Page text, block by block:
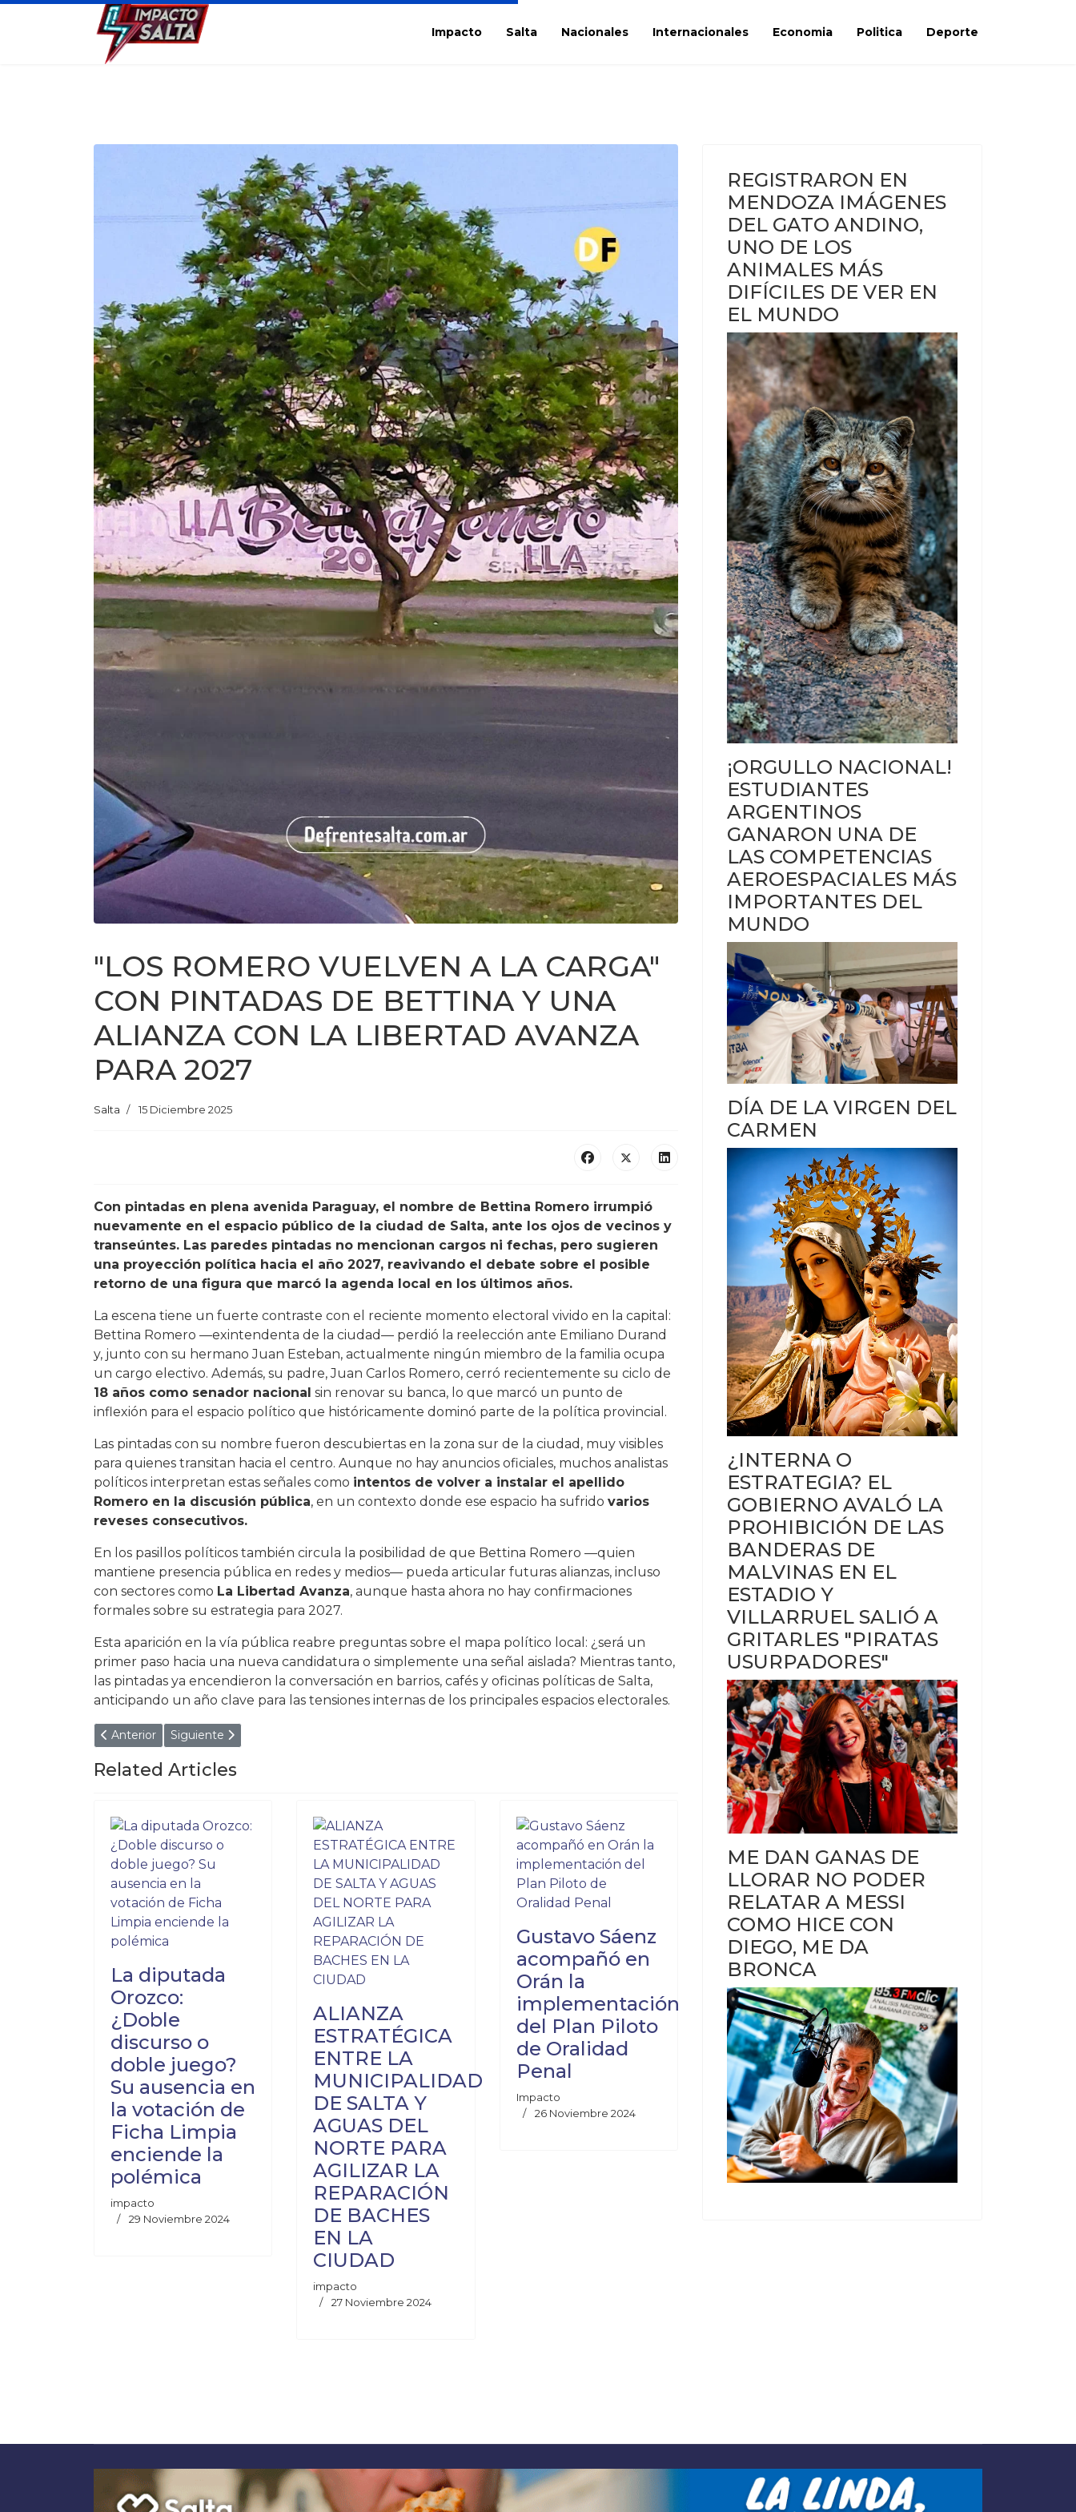
Impacto Salta Nacionales Internacionales Economia Politica Deporte
"LOS ROMERO VUELVEN A LA CARGA"
CON PINTADAS DE BETTINA Y UNA
ALIANZA CON LA LIBERTAD AVANZA
PARA 2027
Salta 15 Diciembre 2025
Con pintadas en plena avenida Paraguay, el nombre de Bettina Romero irrumpió
nuevamente en el espacio público de la ciudad de Salta, ante los ojos de vecinos y
transeúntes. Las paredes pintadas no mencionan cargos ni fechas, pero sugieren
una proyección política hacia el año 2027, reavivando el debate sobre el posible
retorno de una figura que marcó la agenda local en los últimos años.
La escena tiene un fuerte contraste con el reciente momento electoral vivido en la capital:
Bettina Romero —exintendenta de la ciudad— perdió la reelección ante Emiliano Durand
y, junto con su hermano Juan Esteban, actualmente ningún miembro de la familia ocupa
un cargo electivo. Además, su padre, Juan Carlos Romero, cerró recientemente su ciclo de
18 años como senador nacional sin renovar su banca, lo que marcó un punto de
inflexión para el espacio político que históricamente dominó parte de la política provincial.
Las pintadas con su nombre fueron descubiertas en la zona sur de la ciudad, muy visibles
para quienes transitan hacia el centro. Aunque no hay anuncios oficiales, muchos analistas
políticos interpretan estas señales como intentos de volver a instalar el apellido
Romero en la discusión pública, en un contexto donde ese espacio ha sufrido varios
reveses consecutivos.
En los pasillos políticos también circula la posibilidad de que Bettina Romero —quien
mantiene presencia pública en redes y medios— pueda articular futuras alianzas, incluso
con sectores como La Libertad Avanza, aunque hasta ahora no hay confirmaciones
formales sobre su estrategia para 2027.
Esta aparición en la vía pública reabre preguntas sobre el mapa político local: ¿será un
primer paso hacia una nueva candidatura o simplemente una señal aislada? Mientras tanto,
las pintadas ya encendieron la conversación en barrios, cafés y oficinas políticas de Salta,
anticipando un año clave para las tensiones internas de los principales espacios electorales.
Artículo anterior: FUROR POR OTRO STREAMING DEL CONICET: NUEVAS ESPECIES EN EL FONDO DEL MAR ARGENTINO
Anterior Artículo siguiente: ¡CRUELDAD! ROBARON A UN SALTEÑO EL DINERO EXACTO PARA COMPRAR LA SILLA DE RUEDAS QUE NECESITABA
Siguiente
Related Articles
La diputada
Orozco:
¿Doble
discurso o
doble juego?
Su ausencia en
la votación de
Ficha Limpia
enciende la
polémica
impacto
29 Noviembre 2024
ALIANZA
ESTRATÉGICA
ENTRE LA
MUNICIPALIDAD
DE SALTA Y
AGUAS DEL
NORTE PARA
AGILIZAR LA
REPARACIÓN
DE BACHES
EN LA
CIUDAD
impacto
27 Noviembre 2024
Gustavo Sáenz
acompañó en
Orán la
implementación
del Plan Piloto
de Oralidad
Penal
Impacto
26 Noviembre 2024
REGISTRARON EN
MENDOZA IMÁGENES
DEL GATO ANDINO,
UNO DE LOS
ANIMALES MÁS
DIFÍCILES DE VER EN
EL MUNDO
¡ORGULLO NACIONAL!
ESTUDIANTES
ARGENTINOS
GANARON UNA DE
LAS COMPETENCIAS
AEROESPACIALES MÁS
IMPORTANTES DEL
MUNDO
DÍA DE LA VIRGEN DEL
CARMEN
¿INTERNA O
ESTRATEGIA? EL
GOBIERNO AVALÓ LA
PROHIBICIÓN DE LAS
BANDERAS DE
MALVINAS EN EL
ESTADIO Y
VILLARRUEL SALIÓ A
GRITARLES "PIRATAS
USURPADORES"
ME DAN GANAS DE
LLORAR NO PODER
RELATAR A MESSI
COMO HICE CON
DIEGO, ME DA
BRONCA